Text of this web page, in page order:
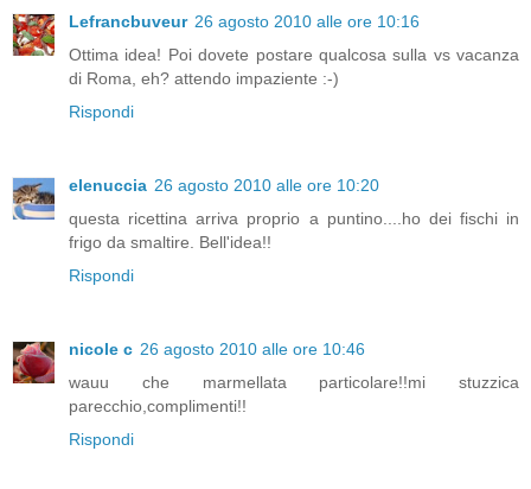
Lefrancbuveur 26 agosto 2010 alle ore 10:16
Ottima idea! Poi dovete postare qualcosa sulla vs vacanza
di Roma, eh? attendo impaziente :-)
Rispondi
elenuccia 26 agosto 2010 alle ore 10:20
questa ricettina arriva proprio a puntino....ho dei fischi in
frigo da smaltire. Bell'idea!!
Rispondi
nicole c 26 agosto 2010 alle ore 10:46
wauu che marmellata particolare!!mi stuzzica
parecchio,complimenti!!
Rispondi